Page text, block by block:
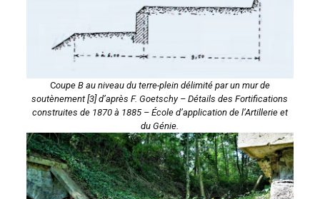
Coupe B au niveau du terre-plein délimité par un mur de
soutènement [3]d’aprèsF. Goetschy–Détails des Fortifications
construites de 1870 à 1885 – École d’application de l’Artillerie et
du Génie